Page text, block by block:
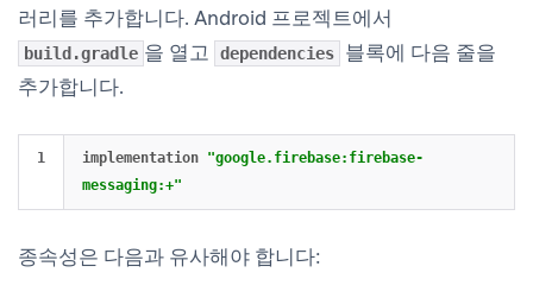
러리를 추가합니다. Android 프로젝트에서
build.gradle 을 열고 dependencies
블록에 다음 줄을
추가합니다.
implementation "google.firebase:firebase-
messaging:+"
종속성은 다음과 유사해야 합니다: